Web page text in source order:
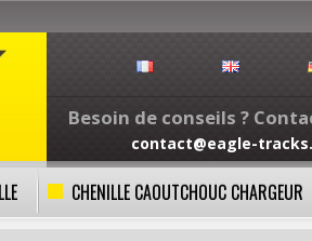
CHENILLE CAOUTCHOUC CHARGEUR
Besoin de conseils ?
contact@eagle-